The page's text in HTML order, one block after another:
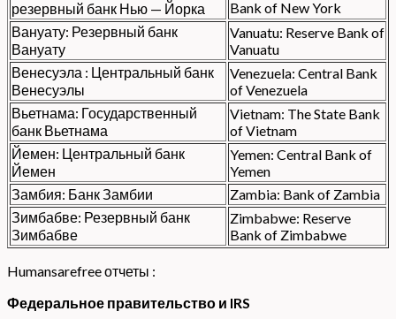
резервный банк Нью — Йорка
Bank of New York
Вануату: Резервный банк
Вануату
Vanuatu: Reserve Bank of
Vanuatu
Венесуэла : Центральный банк
Венесуэлы
Venezuela: Central Bank
of Venezuela
Вьетнама: Государственный
банк Вьетнама
Vietnam: The State Bank
of Vietnam
Йемен: Центральный банк
Йемен
Yemen: Central Bank of
Yemen
Замбия: Банк Замбии
Zambia: Bank of Zambia
Зимбабве: Резервный банк
Зимбабве
Zimbabwe: Reserve
Bank of Zimbabwe
Humansarefree отчеты :
Федеральное правительство и IRS